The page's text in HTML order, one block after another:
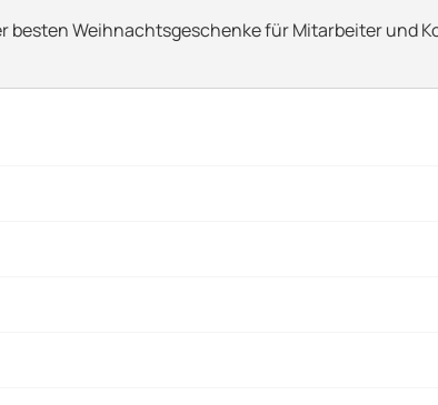
Weihnachtsgeschenke für Mitarbeiter und